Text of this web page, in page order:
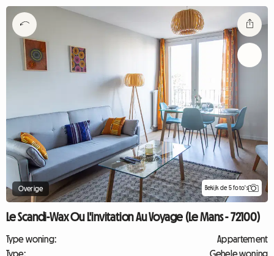
Overige Bekijk de 5 foto's
Le Scandi-Wax Ou L'invitation Au Voyage (Le Mans - 72100)
Type woning:
Appartement
Type:
Gehele woning